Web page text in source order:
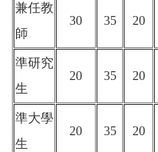
兼任教
師
30 35 20
準研究
生
20 35 20
準大學
生
20 35 20